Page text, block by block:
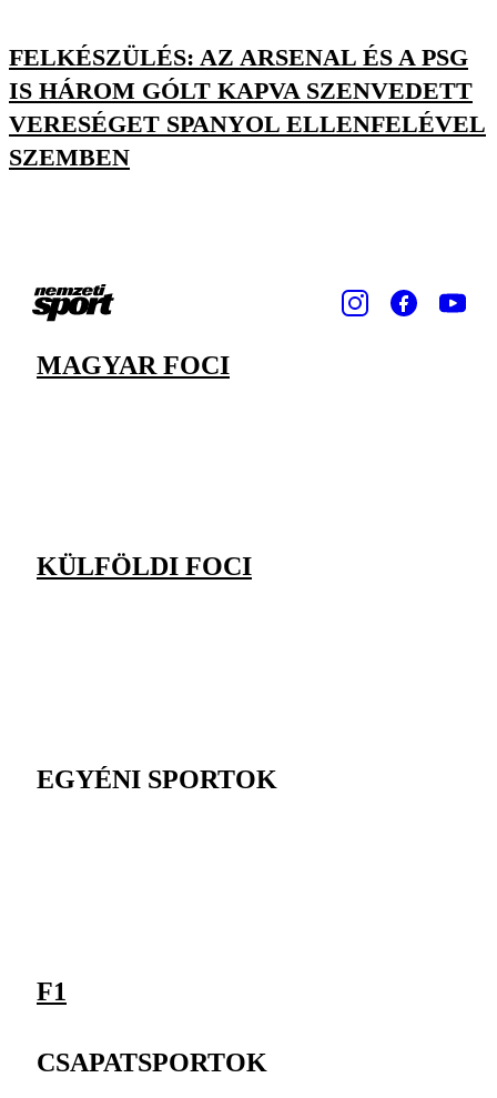
FELKÉSZÜLÉS: AZ ARSENAL ÉS A PSG
IS HÁROM GÓLT KAPVA SZENVEDETT
VERESÉGET SPANYOL ELLENFELÉVEL
SZEMBEN
MAGYAR FOCI
KÜLFÖLDI FOCI
EGYÉNI SPORTOK
F1
CSAPATSPORTOK